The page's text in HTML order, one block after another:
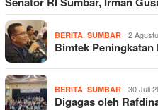
BERITA SUMBAR 2
Bimtek
BERITA SUMBAR 30 Juli
Digagas oleh